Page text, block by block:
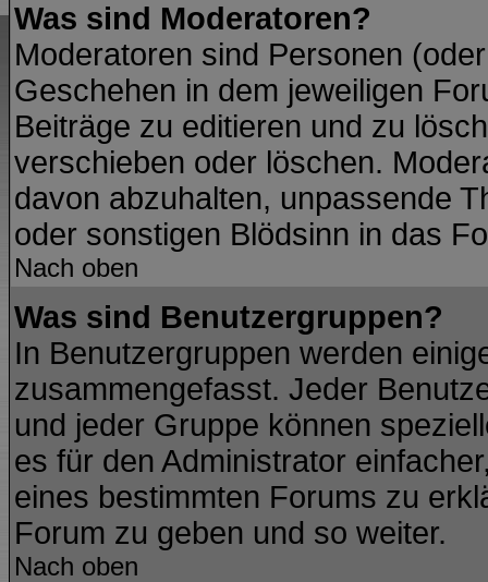
Was sind Moderatoren?
Moderatoren sind Personen
Geschehen in dem jeweiligen
Beiträge zu editieren und zu
verschieben oder löschen.
davon abzuhalten, unpassende
oder sonstigen Blödsinn in das
Nach oben
Was sind Benutzergruppen?
In Benutzergruppen werden
zusammengefasst. Jeder
und jeder Gruppe können
es für den Administrator
eines bestimmten Forums zu
Forum zu geben und so weiter.
Nach oben